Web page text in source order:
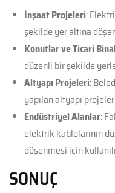
İnşaat Projeleri:
şekilde yer altına
Konutlar ve Ticari
düzenli bir şekilde
Altyapı Projeleri:
yapılan altyapı
Endüstriyel Alanlar:
elektrik kablolarının
döşenmesi için
SONUÇ